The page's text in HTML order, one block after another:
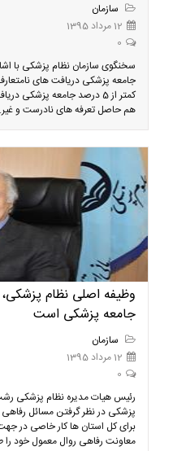
سازمان
12 مرداد 1395
0
سخنگوی سازمان نظام پزشکی با
جامعه پزشکی دریافت های
کمتر از 5 درصد جامعه پزشکی
هم حاصل تعرفه های نادرست و
وظیفه اصلی نظام
جامعه پزشکی است
سازمان
12 مرداد 1395
0
رئیس هیات مدیره نظام پزشکی رشت
پزشکی در نظر گرفتن مسائل
برای کل استان ها کار خاصی در
معاونت رفاهی روال معمول خود را